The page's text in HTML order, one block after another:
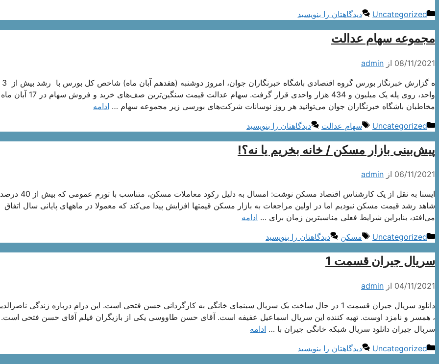
دسته‌ها
Uncategorized دیدگاهتان را بنویسید
مجموعه سهام عدالت
08/11/2021 از admin
واحد، روی پله یک میلیون و 434 هزار واحدی قرار گرفت. سهام عدالت قیمت
مخاطبان باشگاه خبرنگاران جوان می‌توانید هر روز نوسانات شرکت‌های بورسی زیر مجموعه سهام … ادامه
دسته‌ها
Uncategorized برچسب‌ها
سهام عدالت دیدگاهتان را بنویسید
پیش‌بینی بازار مسکن / خانه بخریم یا نه؟!
06/11/2021 از admin
ایسنا به نقل از یک کارشناس اقتصاد مسکن نوشت: امسال به دلیل
شاهد رشد قیمت مسکن نبودیم اما در اولین مراجعات به بازار مسکن قیمتها افزایش پیدا می‌کند که معمولا در ماههای پایانی سال اتفاق
می‌افتد، بنابراین شرایط فعلی مناسبترین زمان برای … ادامه
دسته‌ها
Uncategorized برچسب‌ها
مسکن دیدگاهتان را بنویسید
سریال جیران قسمت 1
04/11/2021 از admin
دانلود سریال جیران قسمت 1 در حال ساخت یک سریال سینمای خانگی به کارگردانی حسن فتحی است. این درام درباره زندگی
، همسر و نامزد اوست. تهیه کننده این سریال اسماعیل عفیفه است. آقای حسن طاووسی یکی از بازیگران فیلم آقای حسن فتحی است.
سربال جیران دانلود سریال شبکه خانگی جیران با … ادامه
دسته‌ها
Uncategorized دیدگاهتان را بنویسید